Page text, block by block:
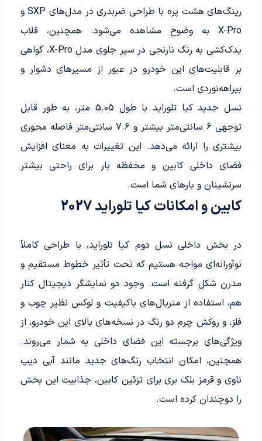
رینگ‌های هشت پره با طراحی ضربدری در مدل‌های SXP و
X-Pro به وضوح مشاهده می‌شود. همچنین، قلاب
یدک‌کشی به رنگ نارنجی در سپر جلوی مدل X-Pro، گواهی
بر قابلیت‌های این خودرو در عبور از مسیرهای دشوار و
بیراهه‌نوردی است.
نسل جدید کیا تلوراید با طول 5.05 متر، به طور قابل
توجهی 6 سانتی‌متر بیشتر و 7.6 سانتی‌متر فاصله محوری
بیشتری را ارائه می‌دهد. این تغییرات به معنای افزایش
فضای داخلی کابین و محفظه بار برای راحتی بیشتر
سرنشینان و بارهای شما است.
کابین و امکانات کیا تلوراید 2027
در بخش داخلی نسل دوم کیا تلوراید، با طراحی کاملاً
نوآورانه‌ای مواجه هستیم که تحت تأثیر خطوط مستقیم و
مدرن شکل گرفته است. وجود دو نمایشگر دیجیتال کنار
هم، استفاده از متریال‌های باکیفیت و لوکس نظیر چوب و
فلز، و روکش چرم دو رنگ در نسخه‌های بالای این خودرو، از
ویژگی‌های برجسته این فضای داخلی به شمار می‌روند.
همچنین، امکان انتخاب رنگ‌های جدید مانند آبی دیپ
ناوی و قرمز بلک بری برای تزئین کابین، جذابیت این بخش
را دوچندان کرده است.